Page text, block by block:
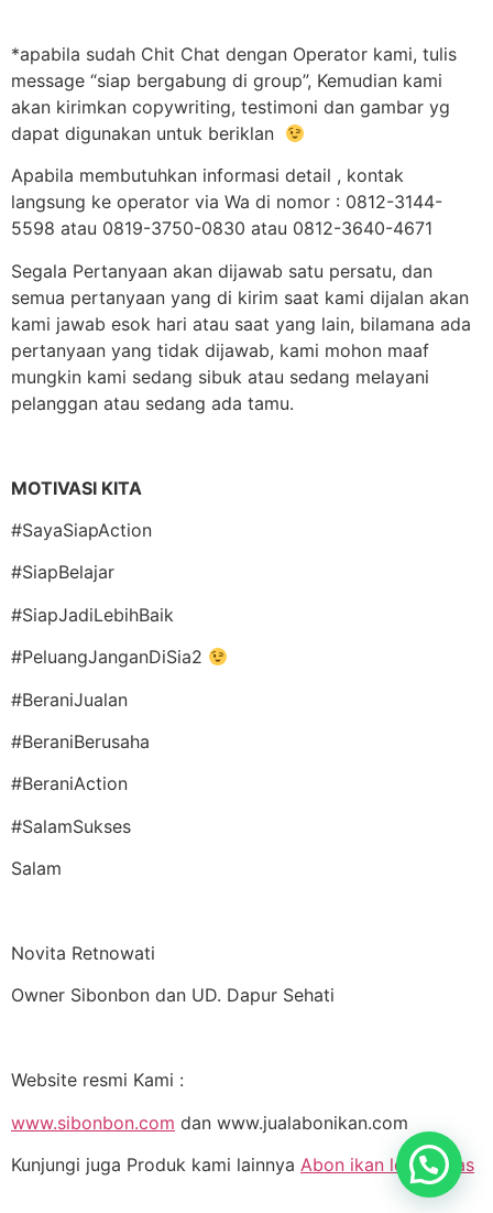
*apabila sudah Chit Chat dengan Operator kami, tulis
message “siap bergabung di group”, Kemudian kami
akan kirimkan copywriting, testimoni dan gambar yg
dapat digunakan untuk beriklan
Apabila membutuhkan informasi detail , kontak
langsung ke operator via Wa di nomor : 0812-3144-
5598 atau 0819-3750-0830 atau 0812-3640-4671
Segala Pertanyaan akan dijawab satu persatu, dan
semua pertanyaan yang di kirim saat kami dijalan akan
kami jawab esok hari atau saat yang lain, bilamana ada
pertanyaan yang tidak dijawab, kami mohon maaf
mungkin kami sedang sibuk atau sedang melayani
pelanggan atau sedang ada tamu.
MOTIVASI KITA
#SayaSiapAction
#SiapBelajar
#SiapJadiLebihBaik
#PeluangJanganDiSia2
#BeraniJualan
#BeraniBerusaha
#BeraniAction
#SalamSukses
Salam
Novita Retnowati
Owner Sibonbon dan UD. Dapur Sehati
Website resmi Kami :
www.sibonbon.com dan www.jualabonikan.com
Kunjungi juga Produk kami lainnya Abon ikan lele Pedas